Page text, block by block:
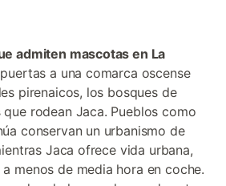
admiten mascotas en La
a una comarca oscense
pirenaicos, los bosques de
rodean Jaca. Pueblos como
conservan un urbanismo de
Jaca ofrece vida urbana,
menos de media hora en coche.